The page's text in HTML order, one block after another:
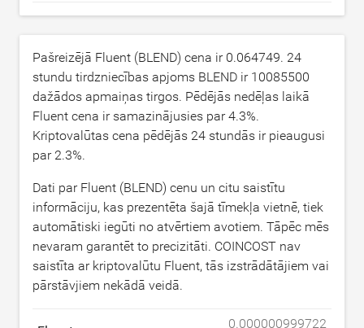
Pašreizējā Fluent (BLEND) cena ir 0.064749. 24
stundu tirdzniecības apjoms BLEND ir 10085500
dažādos apmaiņas tirgos. Pēdējās nedēļas laikā
Fluent cena ir samazinājusies par4.3%.
Kriptovalūtas cena pēdējās 24 stundās ir pieaugusi
par 2.3%.
Dati par Fluent (BLEND) cenu un citu saistītu
informāciju, kas prezentēta šajā tīmekļa vietnē, tiek
automātiski iegūti no atvērtiem avotiem. Tāpēc mēs
nevaram garantēt to precizitāti. COINCOST nav
saistīta ar kriptovalūtu Fluent, tās izstrādātājiem vai
pārstāvjiem nekādā veidā.
0.000000999722